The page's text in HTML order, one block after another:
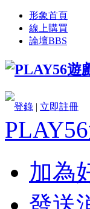
形象首頁
線上購買
論壇BBS
登錄 | 立即註冊
加為